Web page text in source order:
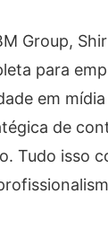
Group,
para
em
de
Tudo isso